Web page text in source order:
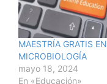
MAESTRÍA GRATIS EN
MICROBIOLOGÍA
mayo 18, 2024
En «Educación»